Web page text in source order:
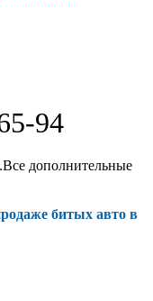
94
дополнительные
битых авто в